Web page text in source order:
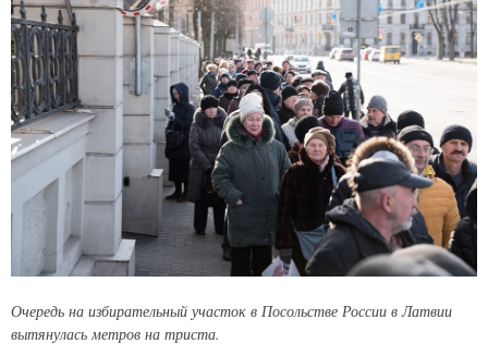
Очередь на избирательный участок в Посольстве России в Латвии
вытянулась метров на триста.